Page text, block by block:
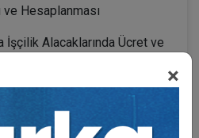
×
ve Hesaplanması
İşçilik Alacaklarında Ücret ve